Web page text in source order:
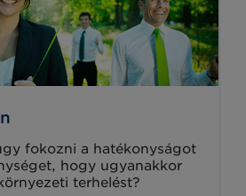
fokozni a hatékonyságot
hogy ugyanakkor
terhelést?